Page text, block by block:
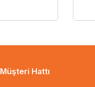
Müşteri Hattı